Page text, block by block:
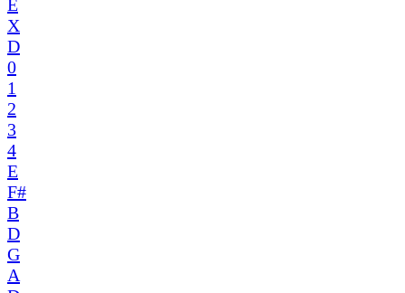
E
X
D
0
1
2
3
4
E
F#
B
D
G
A